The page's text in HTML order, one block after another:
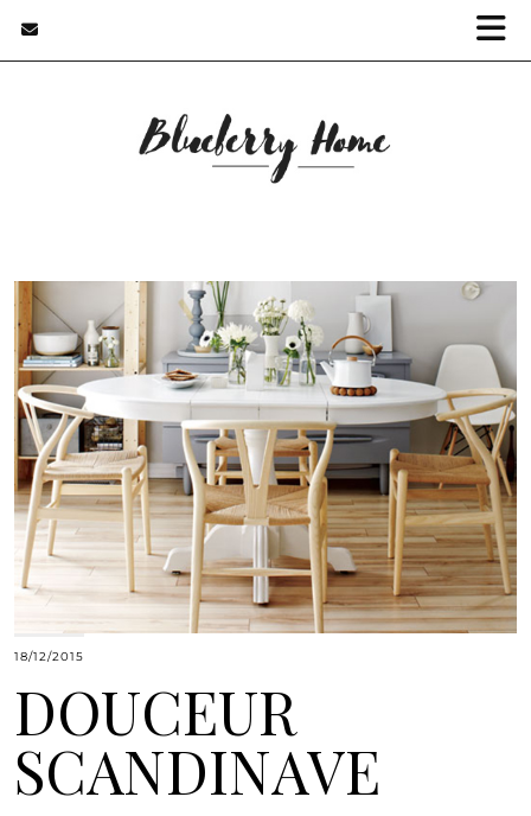
18/12/2015
DOUCEUR
SCANDINAVE